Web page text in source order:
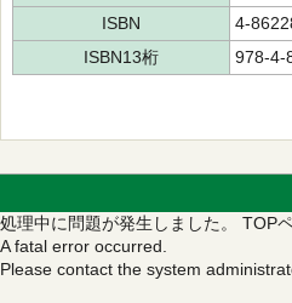
ISBN
4-
ISBN13桁
978-4-
処理中に問題が発生しました。 TOP
A fatal error occurred.
Please contact the system